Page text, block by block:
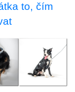
to, čím